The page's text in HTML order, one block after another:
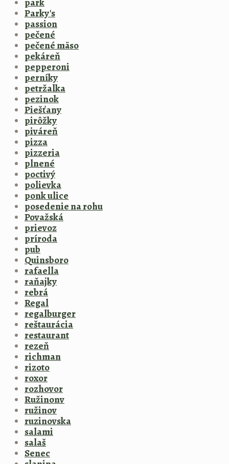
park
Parky's
passion
pečené
pečené mäso
pekáreň
pepperoni
perníky
petržalka
pezinok
Piešťany
pirôžky
piváreň
pizza
pizzeria
plnené
poctivý
polievka
ponk ulice
posedenie na rohu
Považská
prievoz
príroda
pub
Quinsboro
rafaella
raňajky
rebrá
Regal
regalburger
reštaurácia
restaurant
rezeň
richman
rizoto
roxor
rozhovor
Ružinonv
ružinov
ruzinovska
salami
salaš
Senec